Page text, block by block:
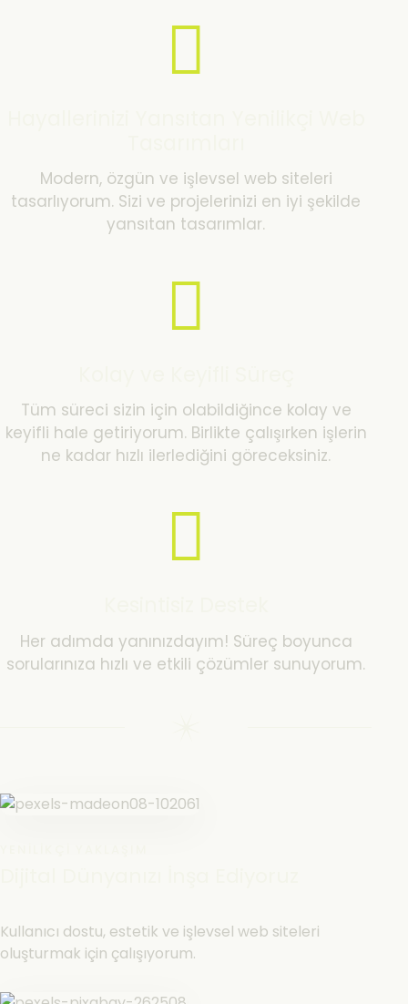
Modern, özgün ve işlevsel web siteleri
tasarlıyorum. Sizi ve projelerinizi en iyi şekilde
yansıtan tasarımlar.
Tüm süreci sizin için olabildiğince kolay ve
keyifli hale getiriyorum. Birlikte çalışırken işlerin
ne kadar hızlı ilerlediğini göreceksiniz.
Her adımda yanınızdayım! Süreç boyunca
sorularınıza hızlı ve etkili çözümler sunuyorum.
Kullanıcı dostu, estetik ve işlevsel web siteleri
oluşturmak için çalışıyorum.